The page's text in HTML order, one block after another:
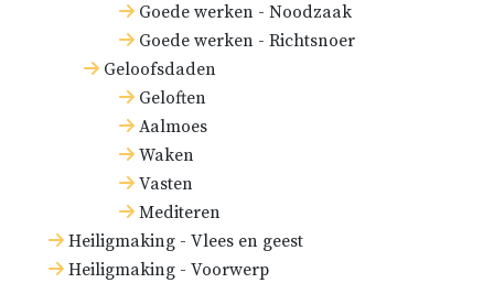
Goede werken - Noodzaak
Goede werken - Richtsnoer
Geloofsdaden
Geloften
Aalmoes
Waken
Vasten
Mediteren
Heiligmaking - Vlees en geest
Heiligmaking - Voorwerp